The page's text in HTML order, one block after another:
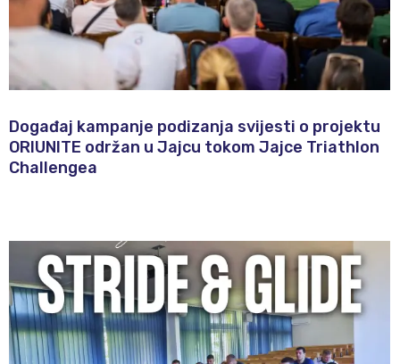
Događaj kampanje podizanja svijesti o projektu
ORIUNITE održan u Jajcu tokom Jajce Triathlon
Challengea​